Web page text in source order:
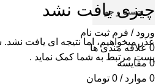
جست و جو
ورود / فرم ثبت نام
0 علاقه مندی ها
0 مقایسه
0 موارد /
0 تومان
چیزی یافت نشد
عذر میخواهیم، اما نتیجه ای یافت
پست مرتبط به شما کمک نماید .